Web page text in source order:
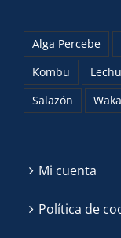
Alga Percebe
Kombu
Salazón
Mi cuenta
Política de